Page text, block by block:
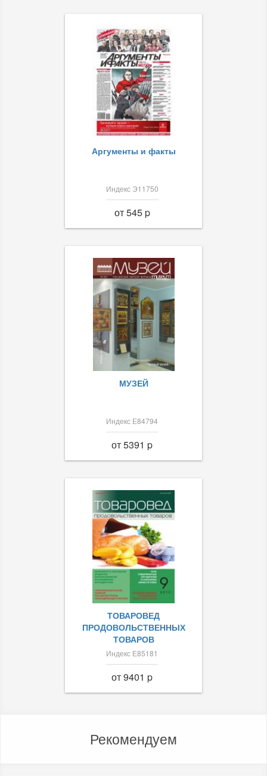
Аргументы и факты
Индекс Э11750
от 545 p
МУЗЕЙ
Индекс Е84794
от 5391 p
ТОВАРОВЕД
ПРОДОВОЛЬСТВЕННЫХ
ТОВАРОВ
Индекс Е85181
от 9401 p
Рекомендуем